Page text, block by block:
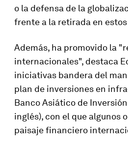
o la defensa de la
frente a la retirada en
Además, ha promovido la
internacionales", destaca
iniciativas bandera del
plan de inversiones en
Banco Asiático de
inglés), con el que algunos
paisaje financiero